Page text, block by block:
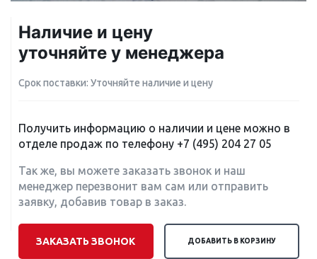
Наличие и цену
уточняйте у менеджера
Срок поставки: Уточняйте наличие и цену
Получить информацию о наличии и цене можно в
отделе продаж по телефону +7 (495) 204 27 05
Так же, вы можете заказать звонок и наш
менеджер перезвонит вам сам или отправить
заявку, добавив товар в заказ.
ЗАКАЗАТЬ ЗВОНОК ДОБАВИТЬ В КОРЗИНУ